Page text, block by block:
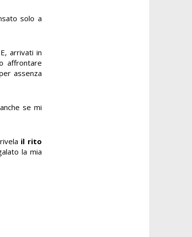
solo a
arrivati in
affrontare
assenza
se mi
il rito
la mia